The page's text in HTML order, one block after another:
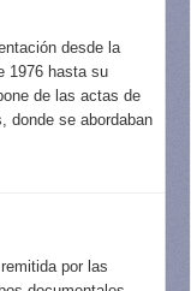
desde la
1976 hasta su
de las actas de
donde se abordaban
por las